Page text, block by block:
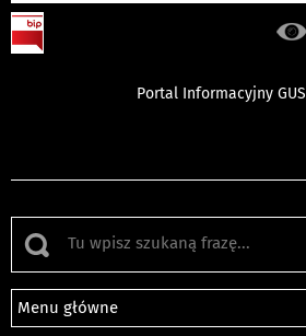
Portal Informacyjny GUS
Menu główne